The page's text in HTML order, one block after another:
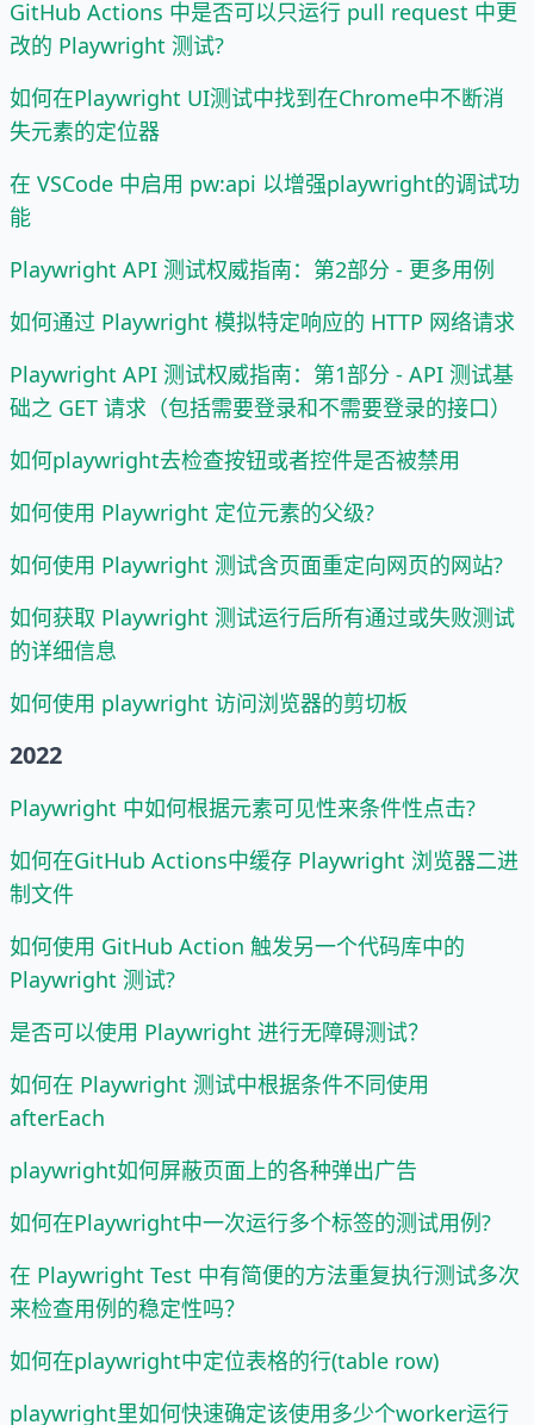
GitHub Actions 中是否可以只运行 pull request 中更
改的 Playwright 测试?
如何在Playwright UI测试中找到在Chrome中不断消
失元素的定位器
在 VSCode 中启用 pw:api 以增强playwright的调试功
能
Playwright API 测试权威指南：第2部分 - 更多用例
如何通过 Playwright 模拟特定响应的 HTTP 网络请求
Playwright API 测试权威指南：第1部分 - API 测试基
础之 GET 请求（包括需要登录和不需要登录的接口）
如何playwright去检查按钮或者控件是否被禁用
如何使用 Playwright 定位元素的父级?
如何使用 Playwright 测试含页面重定向网页的网站?
如何获取 Playwright 测试运行后所有通过或失败测试
的详细信息
如何使用 playwright 访问浏览器的剪切板
2022
Playwright 中如何根据元素可见性来条件性点击?
如何在GitHub Actions中缓存 Playwright 浏览器二进
制文件
如何使用 GitHub Action 触发另一个代码库中的
Playwright 测试?
是否可以使用 Playwright 进行无障碍测试？
如何在 Playwright 测试中根据条件不同使用
afterEach
playwright如何屏蔽页面上的各种弹出广告
如何在Playwright中一次运行多个标签的测试用例?
在 Playwright Test 中有简便的方法重复执行测试多次
来检查用例的稳定性吗？
如何在playwright中定位表格的行(table row)
playwright里如何快速确定该使用多少个worker运行